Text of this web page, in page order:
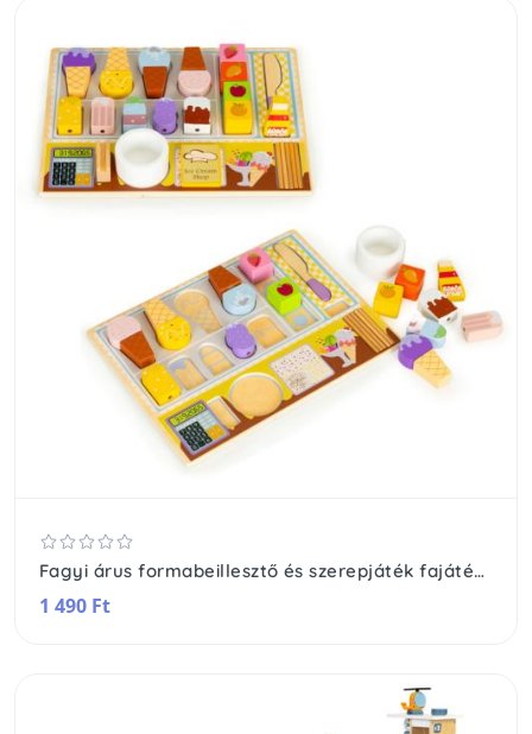
Fagyi árus formabeillesztő és szerepjáték fajáték készlet
1 490 Ft